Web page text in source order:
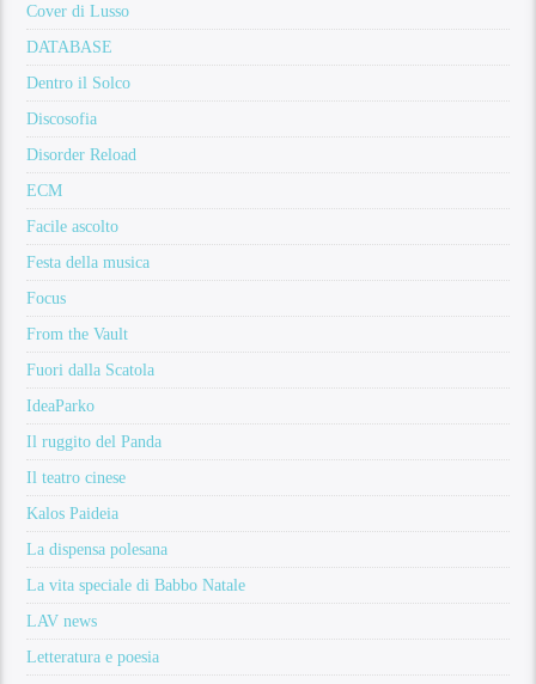
Cover di Lusso
DATABASE
Dentro il Solco
Discosofia
Disorder Reload
ECM
Facile ascolto
Festa della musica
Focus
From the Vault
Fuori dalla Scatola
IdeaParko
Il ruggito del Panda
Il teatro cinese
Kalos Paideia
La dispensa polesana
La vita speciale di Babbo Natale
LAV news
Letteratura e poesia